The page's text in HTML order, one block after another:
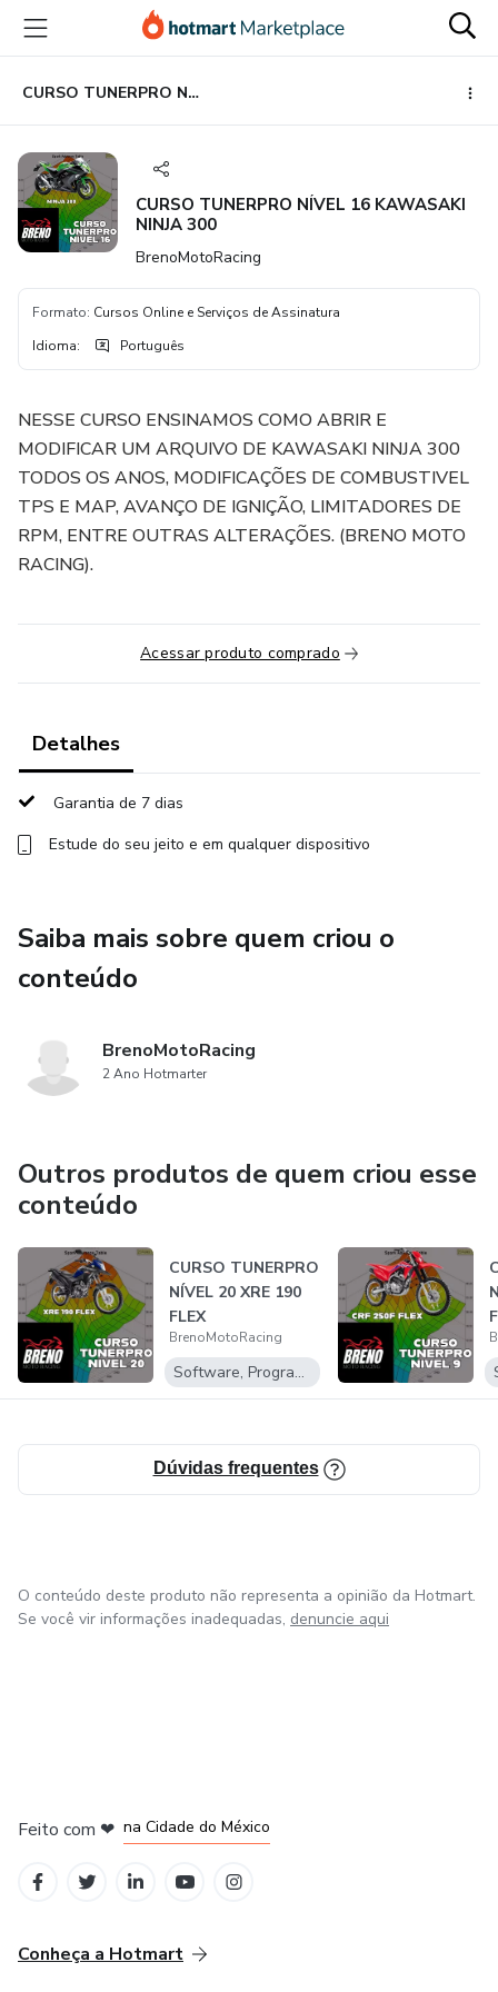
para
conteúdo
principal
para
pagamento
para
rodapé
CURSO TUNERPRO NÍVEL 16 KAWASAKI NINJA 300
CURSO TUNERPRO NÍVEL 16 KAWASAKI
NINJA 300
BrenoMotoRacing
Formato: Cursos Online e Serviços de Assinatura
Idioma: Português
NESSE CURSO ENSINAMOS COMO ABRIR E
MODIFICAR UM ARQUIVO DE KAWASAKI NINJA 300
TODOS OS ANOS, MODIFICAÇÕES DE COMBUSTIVEL
TPS E MAP, AVANÇO DE IGNIÇÃO, LIMITADORES DE
RPM, ENTRE OUTRAS ALTERAÇÕES. (BRENO MOTO
RACING).
Acessar produto comprado
Detalhes
Garantia de 7 dias
Estude do seu jeito e em qualquer dispositivo
Saiba mais sobre quem criou o
conteúdo
BrenoMotoRacing
2 Ano Hotmarter
Outros produtos de quem criou esse
conteúdo
CURSO TUNERPRO
NÍVEL 20 XRE 190
FLEX
BrenoMotoRacing
Software, Programas para baixar
Dúvidas frequentes
O conteúdo deste produto não representa a opinião da Hotmart.
Se você vir informações inadequadas, denuncie aqui
Feito com ❤ na Cidade do México
Conheça a Hotmart